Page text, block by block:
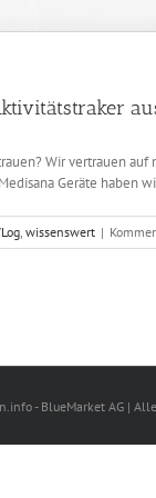
Wir vertrauen
Geräte haben
, wissenswert |
- BlueMarket AG |